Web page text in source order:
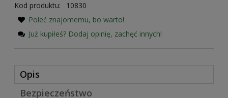
Kod produktu:
10830
Poleć znajomemu, bo warto!
Już kupiłeś? Dodaj opinię, zachęć innych!
Opis
Bezpieczeństwo